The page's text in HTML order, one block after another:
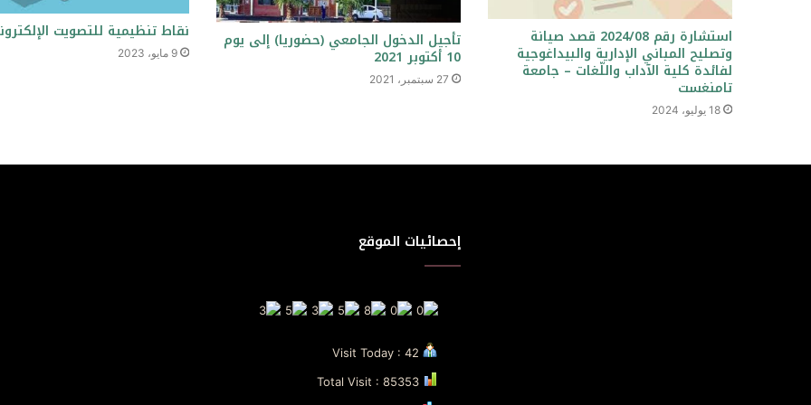
استشارة رقم 2024/08 قصد صيانة
وتصليح المباني الإدارية والبيداغوجية
لفائدة كلية الآداب واللّغات – جامعة
تامنغست
18 يوليو، 2024
تأجيل الدخول الجامعي (حضوريا) إلى يوم
10 أكتوبر 2021
27 سبتمبر، 2021
نقاط تنظيمية للتصويت
9 مايو، 2023
إحصائيات الموقع
Total Visit : 85353